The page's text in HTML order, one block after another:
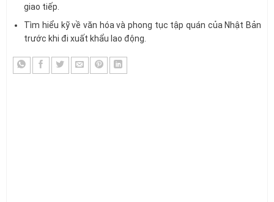
giao tiếp.
Tìm hiểu kỹ về văn hóa và phong tục tập quán của Nhật Bản
trước khi đi xuất khẩu lao động.